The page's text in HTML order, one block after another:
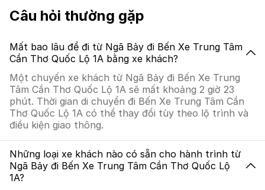
Câu hỏi thường gặp
Mất bao lâu để đi từ Ngã Bảy đi Bến Xe Trung Tâm
Cần Thơ Quốc Lộ 1A bằng xe khách?
Một chuyến xe khách từ Ngã Bảy đi Bến Xe Trung
Tâm Cần Thơ Quốc Lộ 1A sẽ mất khoảng 2 giờ 23
phút. Thời gian di chuyển đi Bến Xe Trung Tâm Cần
Thơ Quốc Lộ 1A có thể thay đổi tùy theo lộ trình và
điều kiện giao thông.
Những loại xe khách nào có sẵn cho hành trình từ
Ngã Bảy đi Bến Xe Trung Tâm Cần Thơ Quốc Lộ
1A?